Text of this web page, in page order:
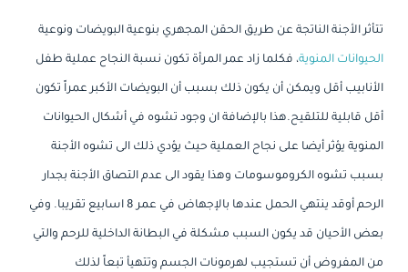
تتأثر الأجنة الناتجة عن طريق الحقن المجهري بنوعية البويضات ونوعية
الحيوانات المنوية، فكلما زاد عمر المرأة تكون نسبة النجاح عملية طفل
الأنابيب أقل ويمكن أن يكون ذلك بسبب أن البويضات الأكبر عمراً تكون
أقل قابلية للتلقيح.هذا بالإضافة ان وجود تشوه في أشكال الحيوانات
المنوية يؤثر أيضا على نجاح العملية حيث يؤدي ذلك الى تشوه الأجنة
بسبب تشوه الكروموسومات وهذا يقود الى عدم التصاق الأجنة بجدار
الرحم أوقد ينتهي الحمل عندها بالإجهاض في عمر 8 اسابيع تقريبا. وفي
بعض الأحيان قد يكون السبب مشكلة في البطانة الداخلية للرحم والتي
من المفروض أن تستجيب لهرمونات الجسم وتتهيأ تبعاً لذلك